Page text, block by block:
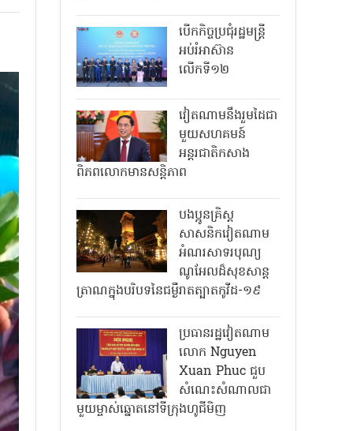
បើកកិច្ចប្រជុំរដ្ឋមន្ត្រី
អប់រំអាស៊ាន
លើកទី១២
វៀតណាមនឹងរួមដៃជា
មួយសហគមន៍
អន្តរជាតិកសាង
ពិភពលោកមានសន្តិភាព
បងប្អូនគ្រិស្ត
សាសនិកវៀតណាម
អំណរសាទរបុណ្យ
ណូអែលដ៏សុខសាន្ត
ត្រាណក្នុងបរិបទនៃជម្ងឺរាតត្បាតកូវីដ-១៩
ប្រធានរដ្ឋវៀតណាម
លោក Nguyen
Xuan Phuc ជួប
សំណេះសំណាលជា
មួយម្ចាស់ឆ្នោតនៅទីក្រុងហូជីមិញ